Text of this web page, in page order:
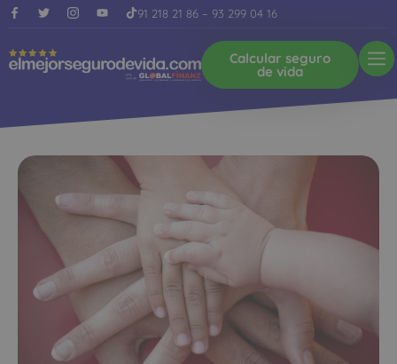
91 218 21 86 – 93 299 04 16
Calcular seguro
de vida